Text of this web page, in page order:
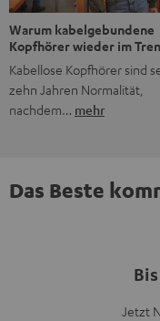
Warum kabelgebundene
Kopfhörer wieder im
Kabellose Kopfhörer sind
zehn Jahren Normalität,
nachdem… mehr
Das Beste
Jetzt